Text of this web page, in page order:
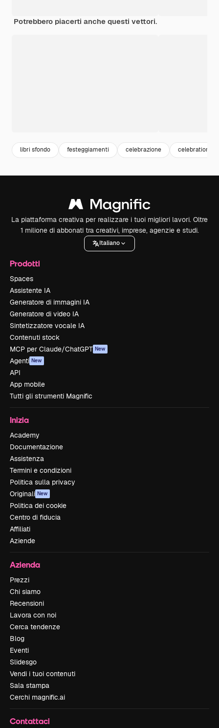
Potrebbero piacerti anche questi vettori.
libri sfondo festeggiamenti celebrazione celebration
La piattaforma creativa per realizzare i tuoi migliori lavori. Oltre
1 milione di abbonati tra creativi, imprese, agenzie e studi.
Italiano
Prodotti
Spaces
Assistente IA
Generatore di immagini IA
Generatore di video IA
Sintetizzatore vocale IA
Contenuti stock
MCP per Claude/ChatGPT New
Agenti New
API
App mobile
Tutti gli strumenti Magnific
Inizia
Academy
Documentazione
Assistenza
Termini e condizioni
Politica sulla privacy
Originali New
Politica dei cookie
Centro di fiducia
Affiliati
Aziende
Azienda
Prezzi
Chi siamo
Recensioni
Lavora con noi
Cerca tendenze
Blog
Eventi
Slidesgo
Vendi i tuoi contenuti
Sala stampa
Cerchi magnific.ai
Contattaci